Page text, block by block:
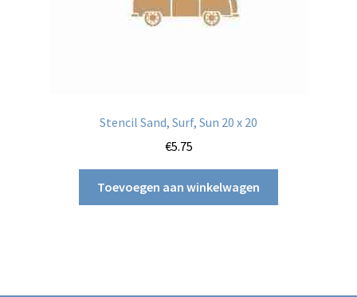
Stencil Sand, Surf, Sun 20 x 20
€5.75
Toevoegen aan winkelwagen